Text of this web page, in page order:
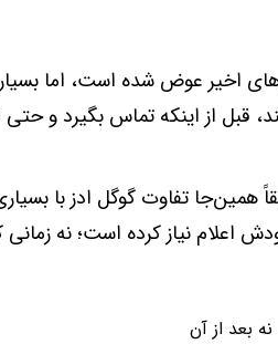
اخیر عوض شده است، اما
قبل از اینکه تماس بگیرد و
همین‌جا تفاوت گوگل ادز با
نیاز کرده است؛ نه زمانی
بعد از آن